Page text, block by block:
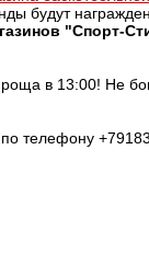
будут
"Спорт-
в 13:00! Не
по телефону